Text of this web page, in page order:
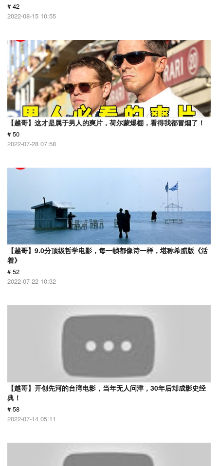
# 42
2022-08-15 10:55
【越哥】这才是属于男人的爽片，荷尔蒙爆棚，看得我都冒烟了！
# 50
2022-07-28 07:58
【越哥】9.0分顶级哲学电影，每一帧都像诗一样，堪称希腊版《活
着》
# 52
2022-07-22 10:32
【越哥】开创先河的台湾电影，当年无人问津，30年后却成影史经
典！
# 58
2022-07-14 05:11